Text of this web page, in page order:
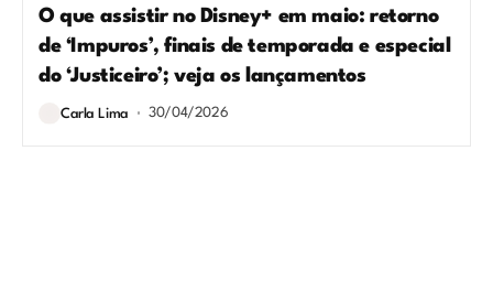
O que assistir no Disney+ em maio: retorno
de ‘Impuros’, finais de temporada e especial
do ‘Justiceiro’; veja os lançamentos
Carla Lima 30/04/2026